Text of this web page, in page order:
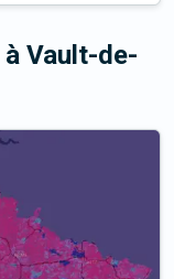
à Vault-de-